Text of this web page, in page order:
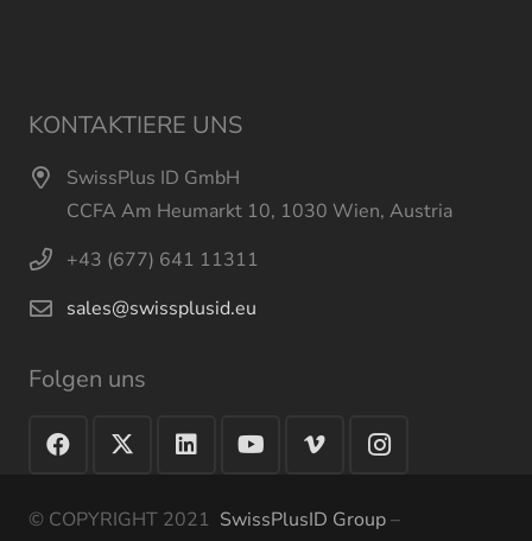
KONTAKTIERE UNS
SwissPlus ID GmbH
CCFA Am Heumarkt 10, 1030 Wien, Austria
+43 (677) 641 11311
sales@swissplusid.eu
Folgen uns
© COPYRIGHT 2021 SwissPlusID Group–